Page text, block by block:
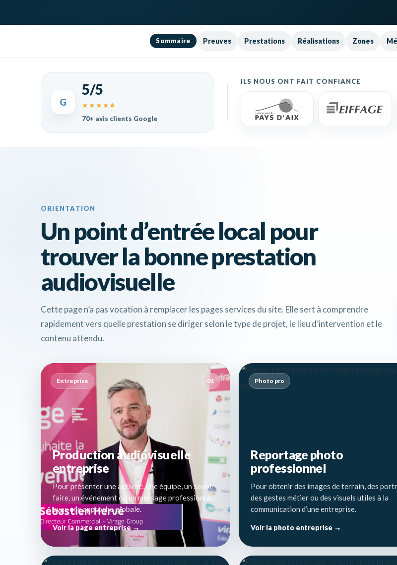
Sommaire Preuves Prestations Réalisations Zones
G
5/5
★★★★★
70+ avis clients Google
ILS NOUS ONT FAIT CONFIANCE
ORIENTATION
Un point d’entrée local pour
trouver la bonne prestation
audiovisuelle
Cette page n’a pas vocation à remplacer les pages services du site. Elle sert à comprendre
rapidement vers quelle prestation se diriger selon le type de projet, le lieu d’intervention et le
contenu attendu.
Entreprise 01
Production audiovisuelle
entreprise
Pour présenter une activité, une équipe, un savoir-
faire, un événement ou un message professionnel
avec une approche globale.
Voir la page entreprise →
Photo pro
Reportage photo
professionnel
Pour obtenir des images de terrain, des
des gestes métier ou des visuels utiles à la
communication d’une entreprise.
Voir la photo entreprise →